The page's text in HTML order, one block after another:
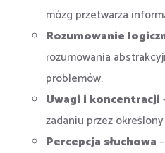
mózg przetwarza
Rozumowanie
rozumowania
problemów.
Uwagi i koncentracji
zadaniu przez
Percepcja słuchowa